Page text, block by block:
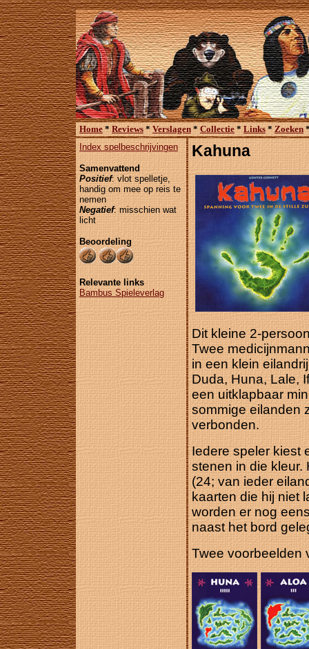
Home * Reviews * Verslagen * Collectie * Links * Zoeken
Index spelbeschrijvingen
Samenvattend
Positief: vlot spelletje,
handig om mee op reis te
nemen
Negatief: misschien wat
licht
Beoordeling
Relevante links
Bambus Spieleverlag
Kahuna
Dit kleine 2-
Twee
in een klein
Duda, Huna, Lale,
een uitklapbaar
sommige eilanden
verbonden.
Iedere speler kiest
stenen in die kleur.
(24; van ieder
kaarten die hij niet
worden er nog
naast het bord
Twee voorbeelden